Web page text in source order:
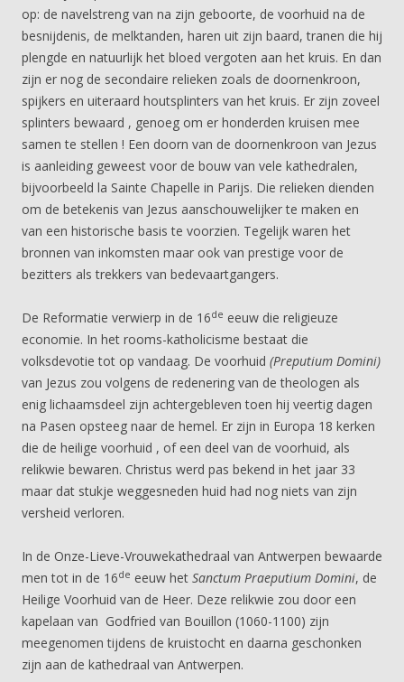
op: de navelstreng van na zijn geboorte, de voorhuid na de
besnijdenis, de melktanden, haren uit zijn baard, tranen die hij
plengde en natuurlijk het bloed vergoten aan het kruis. En dan
zijn er nog de secondaire relieken zoals de doornenkroon,
spijkers en uiteraard houtsplinters van het kruis. Er zijn zoveel
splinters bewaard , genoeg om er honderden kruisen mee
samen te stellen ! Een doorn van de doornenkroon van Jezus
is aanleiding geweest voor de bouw van vele kathedralen,
bijvoorbeeld la Sainte Chapelle in Parijs. Die relieken dienden
om de betekenis van Jezus aanschouwelijker te maken en
van een historische basis te voorzien. Tegelijk waren het
bronnen van inkomsten maar ook van prestige voor de
bezitters als trekkers van bedevaartgangers.
De Reformatie verwierp in de 16de eeuw die religieuze
economie. In het rooms-katholicisme bestaat die
volksdevotie tot op vandaag. De voorhuid (Preputium Domini)
van Jezus zou volgens de redenering van de theologen als
enig lichaamsdeel zijn achtergebleven toen hij veertig dagen
na Pasen opsteeg naar de hemel. Er zijn in Europa 18 kerken
die de heilige voorhuid , of een deel van de voorhuid, als
relikwie bewaren. Christus werd pas bekend in het jaar 33
maar dat stukje weggesneden huid had nog niets van zijn
versheid verloren.
In de Onze-Lieve-Vrouwekathedraal van Antwerpen bewaarde
men tot in de 16de eeuw het Sanctum Praeputium Domini, de
Heilige Voorhuid van de Heer. Deze relikwie zou door een
kapelaan van Godfried van Bouillon (1060-1100) zijn
meegenomen tijdens de kruistocht en daarna geschonken
zijn aan de kathedraal van Antwerpen.